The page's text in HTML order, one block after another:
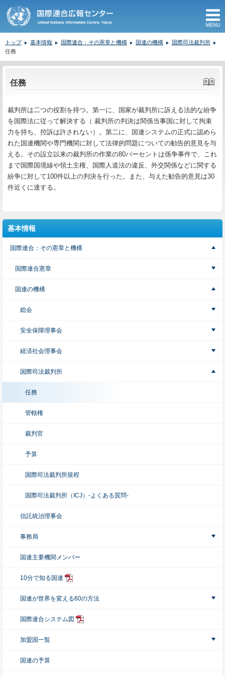
トップ 基本情報 国際連合：その憲章と機構 国連の機構
国際司法裁判所
任務
任務
裁判所は二つの役割を持つ。第一に、国家が裁判所に訴える法的な紛争
を国際法に従って解決する（ 裁判所の判決は関係当事国に対して拘束
力を持ち、控訴は許されない）。第二に、国連システムの正式に認めら
れた国連機関や専門機関に対して法律的問題についての勧告的意見を与
える。その設立以来の裁判所の作業の80パーセントは係争事件で、これ
まで国際国境線や領土主権、国際人道法の違反、外交関係などに関する
紛争に対して100件以上の判決を行った。また、与えた勧告的意見は30
件近くに達する。
基本情報
国際連合：その憲章と機構
国際連合憲章
国連の機構
総会
安全保障理事会
経済社会理事会
国際司法裁判所
任務
管轄権
裁判官
予算
国際司法裁判所規程
国際司法裁判所（ICJ）-よくある質問-
信託統治理事会
事務局
国連主要機関メンバー
10分で知る国連
国連が世界を変える60の方法
国際連合システム図
加盟国一覧
国連の予算